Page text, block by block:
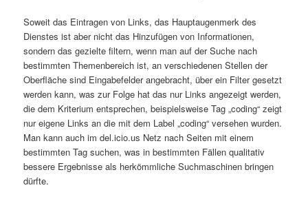
Soweit das Eintragen von Links, das Hauptaugenmerk des
Dienstes ist aber nicht das Hinzufügen von Informationen,
sondern das gezielte filtern, wenn man auf der Suche nach
bestimmten Themenbereich ist, an verschiedenen Stellen der
Oberfläche sind Eingabefelder angebracht, über ein Filter gesetzt
werden kann, was zur Folge hat das nur Links angezeigt werden,
die dem Kriterium entsprechen, beispielsweise Tag „coding“ zeigt
nur eigene Links an die mit dem Label „coding“ versehen wurden.
Man kann auch im del.icio.us Netz nach Seiten mit einem
bestimmten Tag suchen, was in bestimmten Fällen qualitativ
bessere Ergebnisse als herkömmliche Suchmaschinen bringen
dürfte.